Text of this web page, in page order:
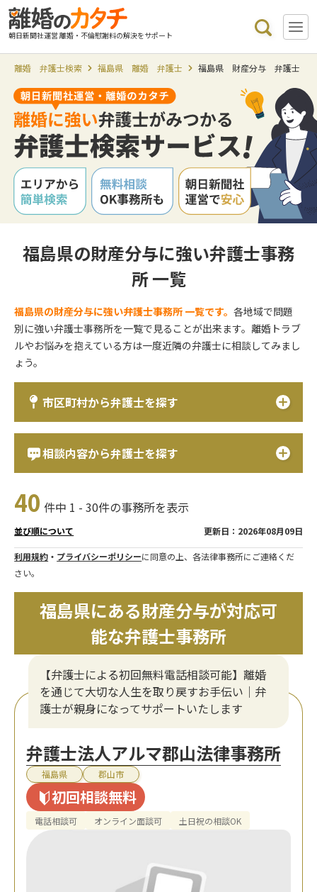
朝日新聞社運営 離婚・不倫慰謝料の解決をサポート
離婚 弁護士検索 福島県 離婚 弁護士 福島県 財産分与 弁護士
福島県の財産分与に強い弁護士事務
所 一覧
福島県の財産分与に強い弁護士事務所 一覧です。各地域で問題
別に強い弁護士事務所を一覧で見ることが出来ます。離婚トラブ
ルやお悩みを抱えている方は一度近隣の弁護士に相談してみまし
ょう。
市区町村から弁護士を探す
相談内容から弁護士を探す
40 件中 1 - 30件の事務所を表示
並び順について 更新日：2026年08月09日
利用規約 ・ プライバシーポリシーに同意の上、各法律事務所にご連絡くだ
さい。
福島県にある財産分与が対応可
能な弁護士事務所
【弁護士による初回無料電話相談可能】離婚
を通じて大切な人生を取り戻すお手伝い｜弁
護士が親身になってサポートいたします
弁護士法人アルマ郡山法律事務所
福島県 郡山市
初回相談無料
電話相談可 オンライン面談可 土日祝の相談OK